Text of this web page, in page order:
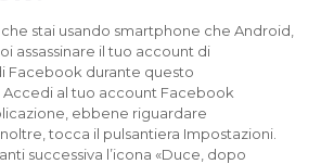
stai usando smartphone che Android,
assassinare il tuo account di
Facebook durante questo
al tuo account Facebook
ebbene riguardare
tocca il pulsantiera Impostazioni.
successiva l’icona «Duce, dopo